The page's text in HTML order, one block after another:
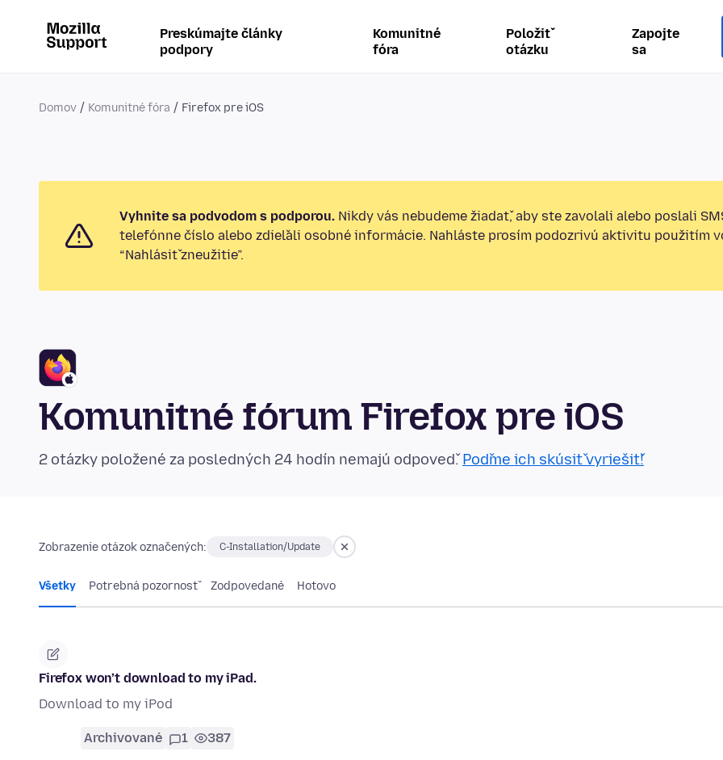
Preskúmajte články
podpory
Komunitné
fóra
Položiť
otázku
Zapojte
sa
Domov Komunitné fóra Firefox pre iOS
Vyhnite sa podvodom s podporou. Nikdy vás nebudeme žiadať, aby ste zavolali alebo poslali
telefónne číslo alebo zdieľali osobné informácie. Nahláste prosím podozrivú aktivitu použitím
“Nahlásiť zneužitie”.
Komunitné fórum Firefox pre iOS
2 otázky položené za posledných 24 hodín nemajú odpoveď.Poďme ich skúsiť vyriešiť!
Zobrazenie otázok označených: C-Installation/Update
Všetky Potrebná pozornosť Zodpovedané Hotovo
Firefox won’t download to my iPad.
Download to my iPod
Archivované 1 387